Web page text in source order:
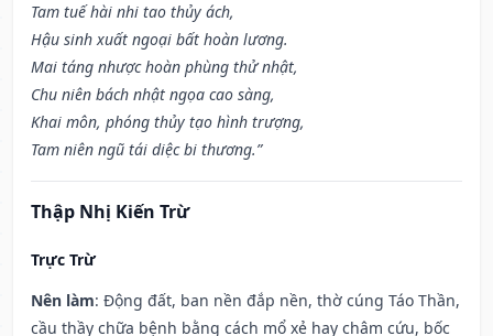
Tam tuế hài nhi tao thủy ách,
Hậu sinh xuất ngoại bất hoàn lương.
Mai táng nhược hoàn phùng thử nhật,
Chu niên bách nhật ngọa cao sàng,
Khai môn, phóng thủy tạo hình trượng,
Tam niên ngũ tái diệc bi thương.”
Thập Nhị Kiến Trừ
Trực Trừ
Nên làm: Động đất, ban nền đắp nền, thờ cúng Táo Thần,
cầu thầy chữa bệnh bằng cách mổ xẻ hay châm cứu, bốc